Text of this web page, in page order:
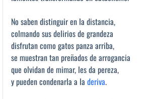
No saben distinguir en la distancia,
colmando sus delirios de grandeza
disfrutan como gatos panza arriba,
se muestran tan preñados de arrogancia
que olvidan de mimar, les da pereza,
y pueden condenarla a la deriva.